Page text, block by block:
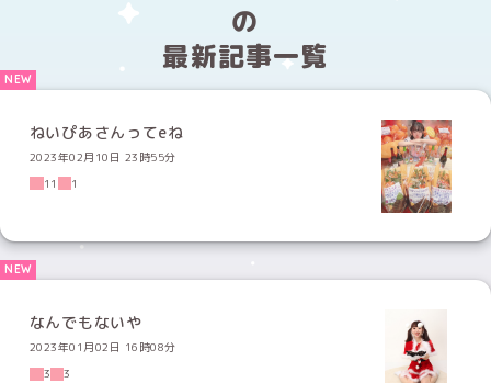
の
最新記事一覧
ねいぴあさんってeね
2023年02月10日 23時55分
11
1
なんでもないや
2023年01月02日 16時08分
3
3